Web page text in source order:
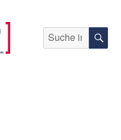
Suche
nach: